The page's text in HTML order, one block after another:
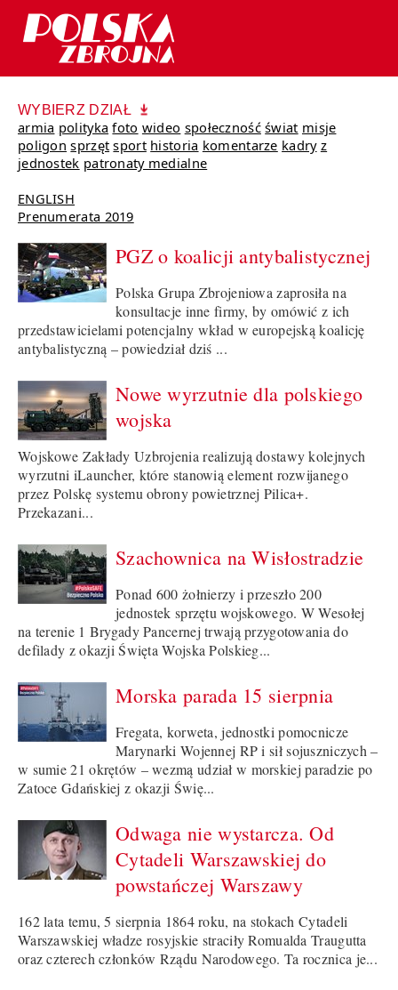
WYBIERZ DZIAŁ
armia polityka foto wideo społeczność świat misje
poligon sprzęt sport historia komentarze kadry z
jednostek patronaty medialne
ENGLISH
Prenumerata 2019
PGZ o koalicji antybalistycznej
Polska Grupa Zbrojeniowa zaprosiła na
konsultacje inne firmy, by omówić z ich
przedstawicielami potencjalny wkład w europejską koalicję
antybalistyczną – powiedział dziś ...
Nowe wyrzutnie dla polskiego
wojska
Wojskowe Zakłady Uzbrojenia realizują dostawy kolejnych
wyrzutni iLauncher, które stanowią element rozwijanego
przez Polskę systemu obrony powietrznej Pilica+.
Przekazani...
Szachownica na Wisłostradzie
Ponad 600 żołnierzy i przeszło 200
jednostek sprzętu wojskowego. W Wesołej
na terenie 1 Brygady Pancernej trwają przygotowania do
defilady z okazji Święta Wojska Polskieg...
Morska parada 15 sierpnia
Fregata, korweta, jednostki pomocnicze
Marynarki Wojennej RP i sił sojuszniczych –
w sumie 21 okrętów – wezmą udział w morskiej paradzie po
Zatoce Gdańskiej z okazji Świę...
Odwaga nie wystarcza. Od
Cytadeli Warszawskiej do
powstańczej Warszawy
162 lata temu, 5 sierpnia 1864 roku, na stokach Cytadeli
Warszawskiej władze rosyjskie straciły Romualda Traugutta
oraz czterech członków Rządu Narodowego. Ta rocznica je...